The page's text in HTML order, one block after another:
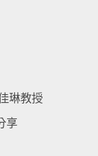
琳教授
享